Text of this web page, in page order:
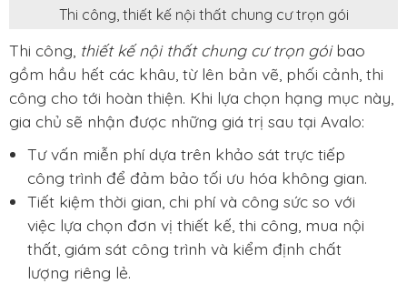
Thi công, thiết kế nội thất chung cư trọn gói
Thi công, thiết kế nội thất chung cư trọn góibao
gồm hầu hết các khâu, từ lên bản vẽ, phối cảnh, thi
công cho tới hoàn thiện. Khi lựa chọn hạng mục này,
gia chủ sẽ nhận được những giá trị sau tại Avalo:
Tư vấn miễn phí dựa trên khảo sát trực tiếp
công trình để đảm bảo tối ưu hóa không gian.
Tiết kiệm thời gian, chi phí và công sức so với
việc lựa chọn đơn vị thiết kế, thi công, mua nội
thất, giám sát công trình và kiểm định chất
lượng riêng lẻ.